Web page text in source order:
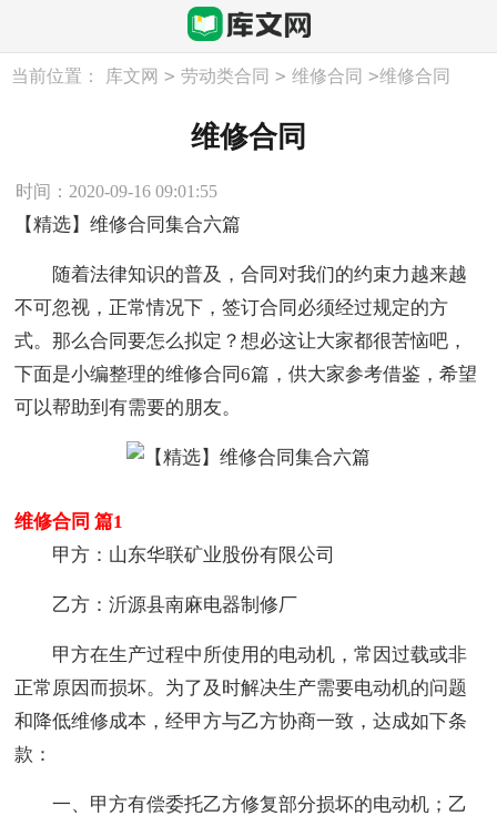
当前位置： 库文网 > 劳动类合同 > 维修合同 >维修合同
维修合同
时间：2020-09-16 09:01:55
【精选】维修合同集合六篇
随着法律知识的普及，合同对我们的约束力越来越
不可忽视，正常情况下，签订合同必须经过规定的方
式。那么合同要怎么拟定？想必这让大家都很苦恼吧，
下面是小编整理的维修合同6篇，供大家参考借鉴，希望
可以帮助到有需要的朋友。
维修合同 篇1
甲方：山东华联矿业股份有限公司
乙方：沂源县南麻电器制修厂
甲方在生产过程中所使用的电动机，常因过载或非
正常原因而损坏。为了及时解决生产需要电动机的问题
和降低维修成本，经甲方与乙方协商一致，达成如下条
款：
一、甲方有偿委托乙方修复部分损坏的电动机；乙